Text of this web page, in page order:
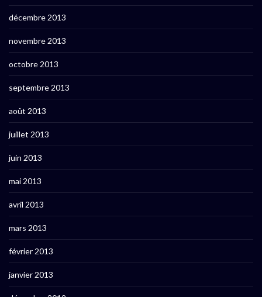
décembre 2013
novembre 2013
octobre 2013
septembre 2013
août 2013
juillet 2013
juin 2013
mai 2013
avril 2013
mars 2013
février 2013
janvier 2013